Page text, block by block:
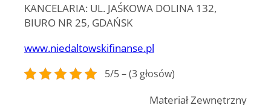
KANCELARIA: UL. JAŚKOWA DOLINA 132,
BIURO NR 25, GDAŃSK
www.niedaltowskifinanse.pl
5/5 – (3 głosów)
Materiał Zewnętrzny